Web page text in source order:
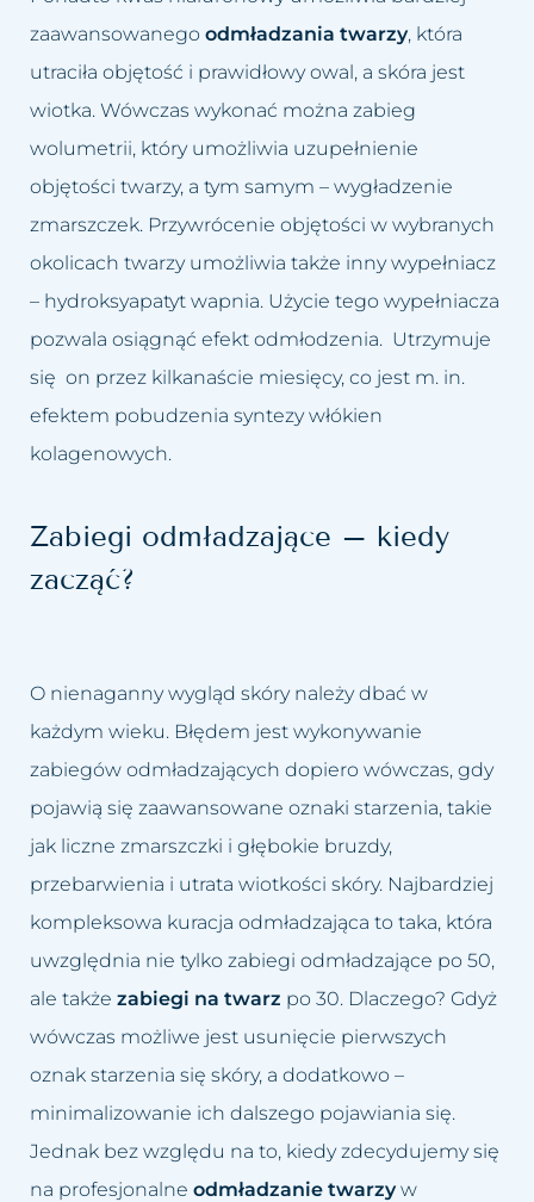
zaawansowanego odmładzania twarzy, która
utraciła objętość i prawidłowy owal, a skóra jest
wiotka. Wówczas wykonać można zabieg
wolumetrii, który umożliwia uzupełnienie
objętości twarzy, a tym samym – wygładzenie
zmarszczek. Przywrócenie objętości w wybranych
okolicach twarzy umożliwia także inny wypełniacz
– hydroksyapatyt wapnia. Użycie tego wypełniacza
pozwala osiągnąć efekt odmłodzenia. Utrzymuje
się on przez kilkanaście miesięcy, co jest m. in.
efektem pobudzenia syntezy włókien
kolagenowych.
Zabiegi odmładzające – kiedy
zacząć?
O nienaganny wygląd skóry należy dbać w
każdym wieku. Błędem jest wykonywanie
zabiegów odmładzających dopiero wówczas, gdy
pojawią się zaawansowane oznaki starzenia, takie
jak liczne zmarszczki i głębokie bruzdy,
przebarwienia i utrata wiotkości skóry. Najbardziej
kompleksowa kuracja odmładzająca to taka, która
uwzględnia nie tylko zabiegi odmładzające po 50,
ale także zabiegi na twarz po 30. Dlaczego? Gdyż
wówczas możliwe jest usunięcie pierwszych
oznak starzenia się skóry, a dodatkowo –
minimalizowanie ich dalszego pojawiania się.
Jednak bez względu na to, kiedy zdecydujemy się
na profesjonalne odmładzanie twarzyw